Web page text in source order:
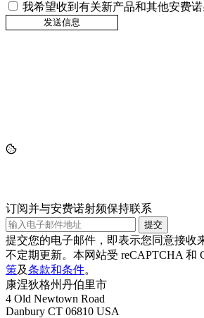
我希望收到有关新产品和其他安费
订阅并与安费诺射频保持联系
提交
提交您的电子邮件，即表示您同意接收
不定期更新。本网站受 reCAPTCHA 和
策及条款和条件。
康涅狄格州丹伯里市
4 Old Newtown Road
Danbury CT 06810 USA